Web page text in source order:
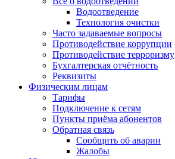
Водоотведение
Технология очистки
Часто задаваемые вопросы
Противодействие коррупции
Противодействие терроризму
Бухгалтерская отчётность
Реквизиты
Физическим лицам
Тарифы
Подключение к сетям
Пункты приёма абонентов
Обратная связь
Сообщить об аварии
Жалобы